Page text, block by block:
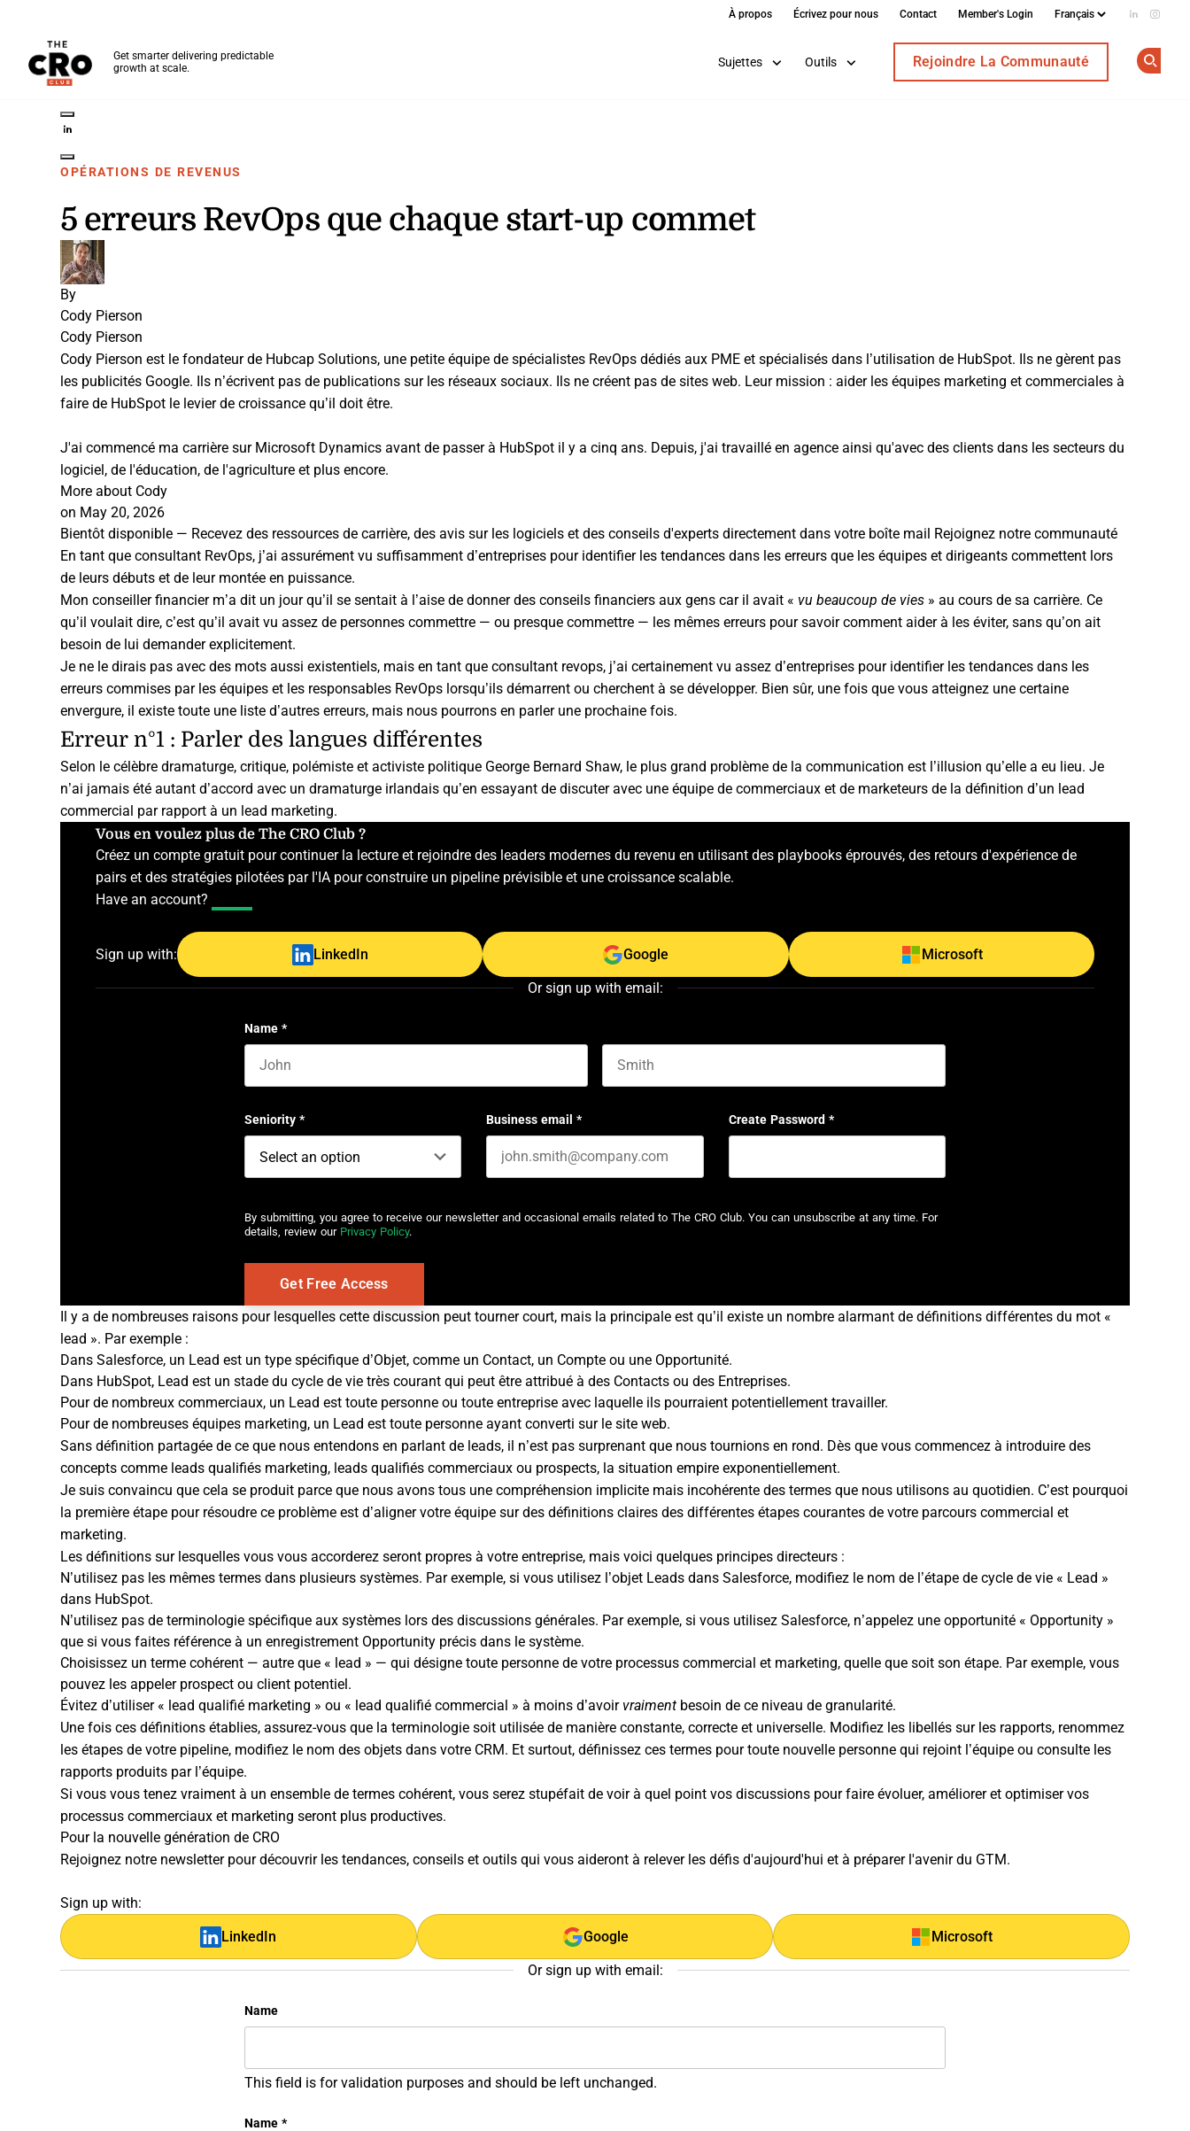
Skip to main content
À propos Écrivez pour nous Contact Member's Login Add us
Get smarter delivering predictable
growth at scale.
Sujettes Outils Rejoindre La Communauté
Share on Twitter
OPÉRATIONS DE REVENUS
5 erreurs RevOps que chaque start-up commet
By
Cody Pierson
Cody Pierson
Cody Pierson est le fondateur de Hubcap Solutions, une petite équipe de spécialistes RevOps dédiés aux PME et spécialisés dans l’utilisation de HubSpot. Ils ne gèrent pas
les publicités Google. Ils n’écrivent pas de publications sur les réseaux sociaux. Ils ne créent pas de sites web. Leur mission : aider les équipes marketing et commerciales à
faire de HubSpot le levier de croissance qu’il doit être.
J'ai commencé ma carrière sur Microsoft Dynamics avant de passer à HubSpot il y a cinq ans. Depuis, j'ai travaillé en agence ainsi qu'avec des clients dans les secteurs du
logiciel, de l'éducation, de l'agriculture et plus encore.
More about Cody
on May 20, 2026
Bientôt disponible — Recevez des ressources de carrière, des avis sur les logiciels et des conseils d'experts directement dans votre boîte mail
Rejoignez notre communauté
En tant que consultant RevOps, j’ai assurément vu suffisamment d’entreprises pour identifier les tendances dans les erreurs que les équipes et dirigeants commettent lors
de leurs débuts et de leur montée en puissance.
Mon conseiller financier m’a dit un jour qu’il se sentait à l’aise de donner des conseils financiers aux gens car il avait « vu beaucoup de vies » au cours de sa carrière. Ce
qu’il voulait dire, c’est qu’il avait vu assez de personnes commettre — ou presque commettre — les mêmes erreurs pour savoir comment aider à les éviter, sans qu’on ait
besoin de lui demander explicitement.
Je ne le dirais pas avec des mots aussi existentiels, mais en tant que consultant revops, j’ai certainement vu assez d’entreprises pour identifier les tendances dans les
erreurs commises par les équipes et les responsables RevOps lorsqu’ils démarrent ou cherchent à se développer. Bien sûr, une fois que vous atteignez une certaine
envergure, il existe toute une liste d’autres erreurs, mais nous pourrons en parler une prochaine fois.
Erreur n°1 : Parler des langues différentes
Selon le célèbre dramaturge, critique, polémiste et activiste politique George Bernard Shaw, le plus grand problème de la communication est l’illusion qu’elle a eu lieu. Je
n’ai jamais été autant d’accord avec un dramaturge irlandais qu’en essayant de discuter avec une équipe de commerciaux et de marketeurs de la définition d’un lead
commercial par rapport à un lead marketing.
Vous en voulez plus de The CRO Club ?
Créez un compte gratuit pour continuer la lecture et rejoindre des leaders modernes du revenu en utilisant des playbooks éprouvés, des retours d'expérience de
pairs et des stratégies pilotées par l'IA pour construire un pipeline prévisible et une croissance scalable.
Have an account?
Sign up with: LinkedIn Google Microsoft
Or sign up with email:
Name *
Seniority * Business email * Create Password *
By submitting, you agree to receive our newsletter and occasional emails related to The CRO Club. You can unsubscribe at any time. For
details, review our Privacy Policy.
Il y a de nombreuses raisons pour lesquelles cette discussion peut tourner court, mais la principale est qu’il existe un nombre alarmant de définitions différentes du mot «
lead ». Par exemple :
Dans Salesforce, un Lead est un type spécifique d’Objet, comme un Contact, un Compte ou une Opportunité.
Dans HubSpot, Lead est un stade du cycle de vie très courant qui peut être attribué à des Contacts ou des Entreprises.
Pour de nombreux commerciaux, un Lead est toute personne ou toute entreprise avec laquelle ils pourraient potentiellement travailler.
Pour de nombreuses équipes marketing, un Lead est toute personne ayant converti sur le site web.
Sans définition partagée de ce que nous entendons en parlant de leads, il n’est pas surprenant que nous tournions en rond. Dès que vous commencez à introduire des
concepts comme leads qualifiés marketing, leads qualifiés commerciaux ou prospects, la situation empire exponentiellement.
Je suis convaincu que cela se produit parce que nous avons tous une compréhension implicite mais incohérente des termes que nous utilisons au quotidien. C’est pourquoi
la première étape pour résoudre ce problème est d’aligner votre équipe sur des définitions claires des différentes étapes courantes de votre parcours commercial et
marketing.
Les définitions sur lesquelles vous vous accorderez seront propres à votre entreprise, mais voici quelques principes directeurs :
N’utilisez pas les mêmes termes dans plusieurs systèmes. Par exemple, si vous utilisez l’objet Leads dans Salesforce, modifiez le nom de l’étape de cycle de vie « Lead »
dans HubSpot.
N’utilisez pas de terminologie spécifique aux systèmes lors des discussions générales. Par exemple, si vous utilisez Salesforce, n’appelez une opportunité « Opportunity »
que si vous faites référence à un enregistrement Opportunity précis dans le système.
Choisissez un terme cohérent — autre que « lead » — qui désigne toute personne de votre processus commercial et marketing, quelle que soit son étape. Par exemple, vous
pouvez les appeler prospect ou client potentiel.
Évitez d’utiliser « lead qualifié marketing » ou « lead qualifié commercial » à moins d’avoir vraiment besoin de ce niveau de granularité.
Une fois ces définitions établies, assurez-vous que la terminologie soit utilisée de manière constante, correcte et universelle. Modifiez les libellés sur les rapports, renommez
les étapes de votre pipeline, modifiez le nom des objets dans votre CRM. Et surtout, définissez ces termes pour toute nouvelle personne qui rejoint l’équipe ou consulte les
rapports produits par l’équipe.
Si vous vous tenez vraiment à un ensemble de termes cohérent, vous serez stupéfait de voir à quel point vos discussions pour faire évoluer, améliorer et optimiser vos
processus commerciaux et marketing seront plus productives.
Pour la nouvelle génération de CRO
Rejoignez notre newsletter pour découvrir les tendances, conseils et outils qui vous aideront à relever les défis d'aujourd'hui et à préparer l'avenir du GTM.
Sign up with:
LinkedIn Google Microsoft
Or sign up with email:
Name
This field is for validation purposes and should be left unchanged.
Name *